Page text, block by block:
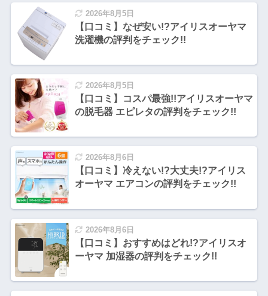
2026年8月5日
【口コミ】なぜ安い!?アイリスオーヤマ
洗濯機の評判をチェック!!
2026年8月5日
【口コミ】コスパ最強!!アイリスオーヤマ
の脱毛器 エピレタの評判をチェック!!
2026年8月6日
【口コミ】冷えない!?大丈夫!?アイリス
オーヤマ エアコンの評判をチェック!!
2026年8月6日
【口コミ】おすすめはどれ!?アイリスオ
ーヤマ 加湿器の評判をチェック!!